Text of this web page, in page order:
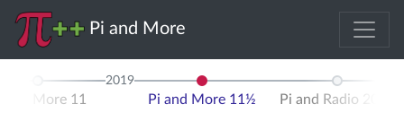
Pi and More
and More 11
2019
Pi and More 11½
Pi and Radio 2019